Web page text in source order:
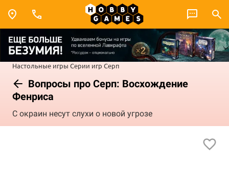
Настольные игры Серии игр Серп
Вопросы про Серп: Восхождение
Фенриса
С окраин несут слухи о новой угрозе